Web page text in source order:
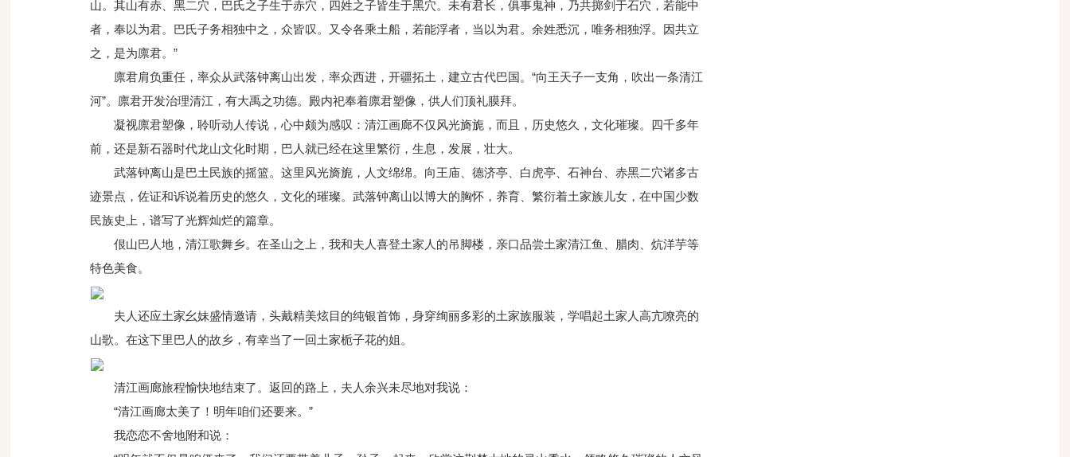
山。其山有赤、黑二穴，巴氏之子生于赤穴，四姓之子皆生于黑穴。未有君长，俱事鬼神，乃共掷剑于石穴，若能中
者，奉以为君。巴氏子务相独中之，众皆叹。又令各乘土船，若能浮者，当以为君。余姓悉沉，唯务相独浮。因共立
之，是为廪君。”
廪君肩负重任，率众从武落钟离山出发，率众西进，开疆拓土，建立古代巴国。“向王天子一支角，吹出一条清江
河”。廪君开发治理清江，有大禹之功德。殿内祀奉着廪君塑像，供人们顶礼膜拜。
凝视廪君塑像，聆听动人传说，心中颇为感叹：清江画廊不仅风光旖旎，而且，历史悠久，文化璀璨。四千多年
前，还是新石器时代龙山文化时期，巴人就已经在这里繁衍，生息，发展，壮大。
武落钟离山是巴土民族的摇篮。这里风光旖旎，人文绵绵。向王庙、德济亭、白虎亭、石神台、赤黑二穴诸多古
迹景点，佐证和诉说着历史的悠久，文化的璀璨。武落钟离山以博大的胸怀，养育、繁衍着土家族儿女，在中国少数
民族史上，谱写了光辉灿烂的篇章。
佷山巴人地，清江歌舞乡。在圣山之上，我和夫人喜登土家人的吊脚楼，亲口品尝土家清江鱼、腊肉、炕洋芋等
特色美食。
夫人还应土家幺妹盛情邀请，头戴精美炫目的纯银首饰，身穿绚丽多彩的土家族服装，学唱起土家人高亢嘹亮的
山歌。在这下里巴人的故乡，有幸当了一回土家栀子花的姐。
清江画廊旅程愉快地结束了。返回的路上，夫人余兴未尽地对我说：
“清江画廊太美了！明年咱们还要来。”
我恋恋不舍地附和说：